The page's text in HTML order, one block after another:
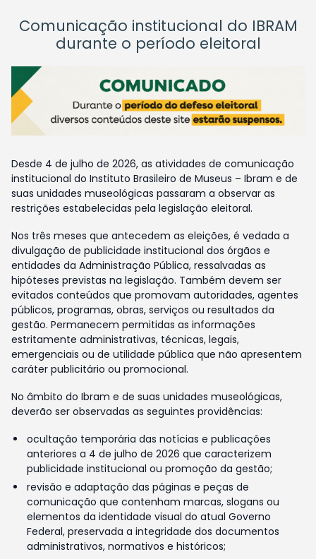
Comunicação institucional do IBRAM
durante o período eleitoral
Desde 4 de julho de 2026, as atividades de comunicação
institucional do Instituto Brasileiro de Museus – Ibram e de
suas unidades museológicas passaram a observar as
restrições estabelecidas pela legislação eleitoral.
Nos três meses que antecedem as eleições, é vedada a
divulgação de publicidade institucional dos órgãos e
entidades da Administração Pública, ressalvadas as
hipóteses previstas na legislação. Também devem ser
evitados conteúdos que promovam autoridades, agentes
públicos, programas, obras, serviços ou resultados da
gestão. Permanecem permitidas as informações
estritamente administrativas, técnicas, legais,
emergenciais ou de utilidade pública que não apresentem
caráter publicitário ou promocional.
No âmbito do Ibram e de suas unidades museológicas,
deverão ser observadas as seguintes providências:
ocultação temporária das notícias e publicações
anteriores a 4 de julho de 2026 que caracterizem
publicidade institucional ou promoção da gestão;
revisão e adaptação das páginas e peças de
comunicação que contenham marcas, slogans ou
elementos da identidade visual do atual Governo
Federal, preservada a integridade dos documentos
administrativos, normativos e históricos;